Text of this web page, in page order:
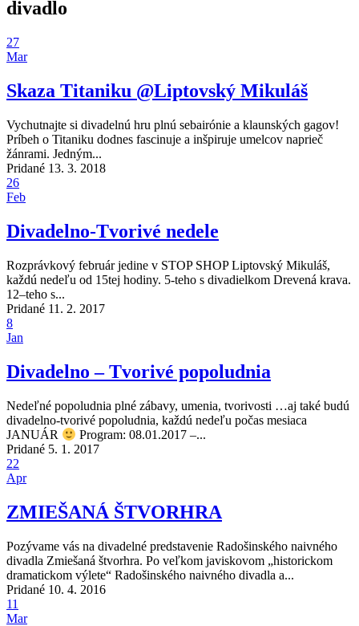
divadlo
27
Mar
Skaza Titaniku @Liptovský Mikuláš
Vychutnajte si divadelnú hru plnú sebairónie a klaunských gagov!
Príbeh o Titaniku dodnes fascinuje a inšpiruje umelcov naprieč
žánrami. Jedným...
Pridané 13. 3. 2018
26
Feb
Divadelno-Tvorivé nedele
Rozprávkový február jedine v STOP SHOP Liptovský Mikuláš,
každú nedeľu od 15tej hodiny. 5-teho s divadielkom Drevená krava.
12–teho s...
Pridané 11. 2. 2017
8
Jan
Divadelno – Tvorivé popoludnia
Nedeľné popoludnia plné zábavy, umenia, tvorivosti …aj také budú
divadelno-tvorivé popoludnia, každú nedeľu počas mesiaca
JANUÁR
Program: 08.01.2017 –...
Pridané 5. 1. 2017
22
Apr
ZMIEŠANÁ ŠTVORHRA
Pozývame vás na divadelné predstavenie Radošinského naivného
divadla Zmiešaná štvorhra. Po veľkom javiskovom „historickom
dramatickom výlete“ Radošinského naivného divadla a...
Pridané 10. 4. 2016
11
Mar